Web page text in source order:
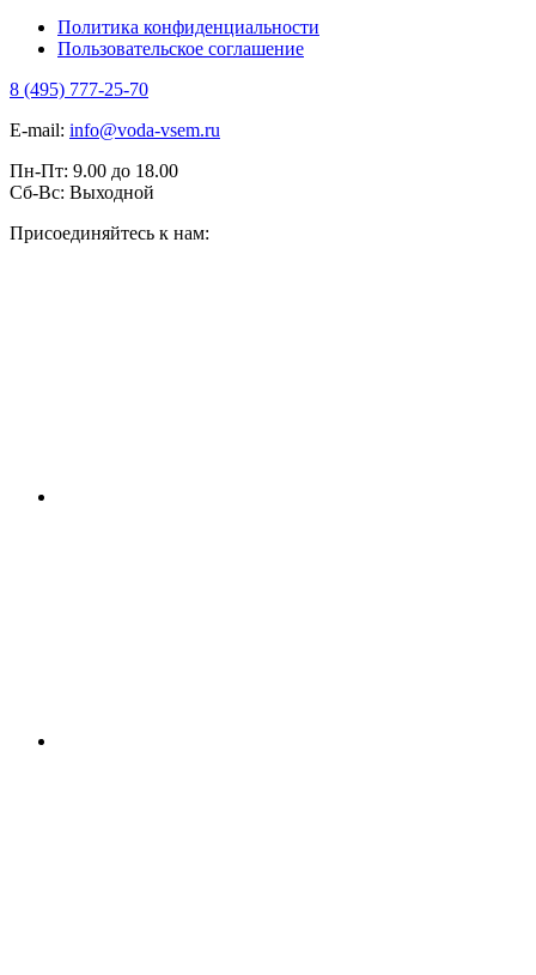
Политика конфиденциальности
Пользовательское соглашение
8 (495) 777-25-70
E-mail: info@voda-vsem.ru
Пн-Пт: 9.00 до 18.00
Сб-Вс: Выходной
Присоединяйтесь к нам: